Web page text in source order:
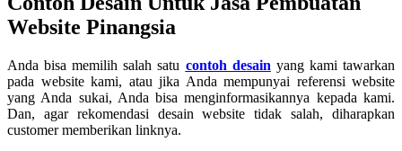
Website Pinangsia
Anda bisa memilih salah satu contoh desain yang kami tawarkan
pada website kami, atau jika Anda mempunyai referensi website
yang Anda sukai, Anda bisa menginformasikannya kepada kami.
Dan, agar rekomendasi desain website tidak salah, diharapkan
customer memberikan linknya.